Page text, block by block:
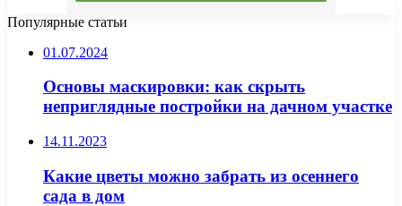
Популярные статьи
01.07.2024
Основы маскировки: как скрыть
неприглядные постройки на дачном участке
14.11.2023
Какие цветы можно забрать из осеннего
сада в дом